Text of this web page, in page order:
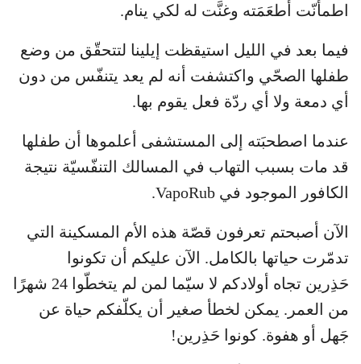
اطمأنّت أطعَمَته وغنَّت له لكي ينام.
فيما بعد في الليل استيقظت إيلينا لتتحقّق من وضع
طفلها الصحّي واكتشفت أنه لم يعد يتنفّس من دون
أي دمعة ولا أي ردّة فعل يقوم بها.
عندما اصطحبَته إلى المستشفى أعلموها أن طفلها
قد مات بسبب التهاب في المسالك التنفّسيّة نتيجة
الكافور الموجود في VapoRub.
الآن أصبحتم تعرفون قصّة هذه الأم المسكينة التي
تدمّرت حياتها بالكامل. الآن عليكم أن تكونوا
حَذِرين تجاه أولادكم لا سيّما لمن لم يتخطّوا 24 شهرًا
من العمر. يمكن لخطأ صغير أن يكلّفكم حياة عن
جَهل أو هفوة. كونوا حَذِرين!